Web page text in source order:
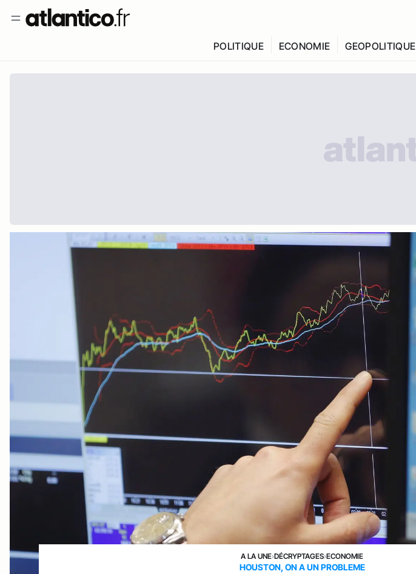
POLITIQUE ECONOMIE GEOPOLITIQUE
A LA UNE›DÉCRYPTAGES›ECONOMIE
HOUSTON, ON A UN PROBLEME